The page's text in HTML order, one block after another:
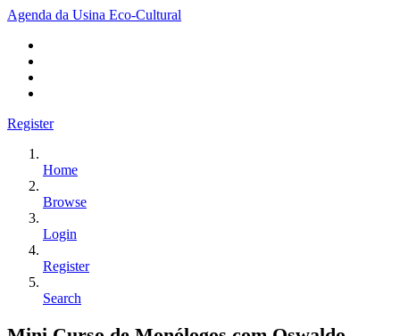
Agenda da Usina Eco-Cultural
Register
Home
Browse
Login
Register
Search